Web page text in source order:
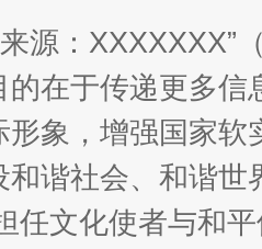
身衣” 如何以
源：
的在于传递更多
形象，增强国家
和谐社会、和谐
任文化使者与和